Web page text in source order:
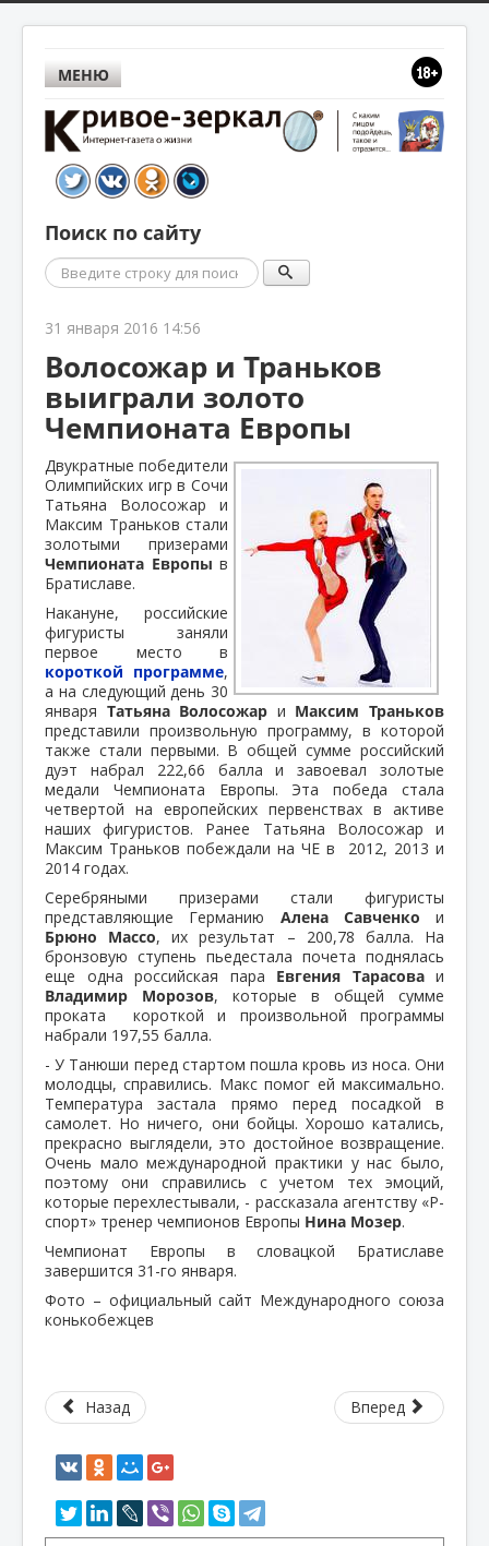
МЕНЮ
Поиск по сайту
Поиск
31 января 2016 14:56
Волосожар и Траньков
выиграли золото
Чемпионата Европы
Двукратные победители
Олимпийских игр в Сочи
Татьяна Волосожар и
Максим Траньков стали
золотыми призерами
Чемпионата Европы в
Братиславе.
Накануне, российские
фигуристы заняли
первое место в
короткой программе,
а на следующий день 30
января Татьяна Волосожар и Максим Траньков
представили произвольную программу, в которой
также стали первыми. В общей сумме российский
дуэт набрал 222,66 балла и завоевал золотые
медали Чемпионата Европы. Эта победа стала
четвертой на европейских первенствах в активе
наших фигуристов. Ранее Татьяна Волосожар и
Максим Траньков побеждали на ЧЕ в 2012, 2013 и
2014 годах.
Серебряными призерами стали фигуристы
представляющие Германию Алена Савченко и
Брюно Массо, их результат – 200,78 балла. На
бронзовую ступень пьедестала почета поднялась
еще одна российская пара Евгения Тарасоваи
Владимир Морозов, которые в общей сумме
проката короткой и произвольной программы
набрали 197,55 балла.
- У Танюши перед стартом пошла кровь из носа. Они
молодцы, справились. Макс помог ей максимально.
Температура застала прямо перед посадкой в
самолет. Но ничего, они бойцы. Хорошо катались,
прекрасно выглядели, это достойное возвращение.
Очень мало международной практики у нас было,
поэтому они справились с учетом тех эмоций,
которые перехлестывали, - рассказала агентству «Р-
спорт» тренер чемпионов Европы Нина Мозер.
Чемпионат Европы в словацкой Братиславе
завершится 31-го января.
Фото – официальный сайт Международного союза
конькобежцев
Назад Вперед